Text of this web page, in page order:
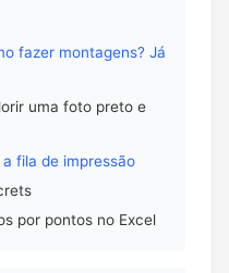
fazer montagens? Já
uma foto preto e
fila de impressão
por pontos no Excel